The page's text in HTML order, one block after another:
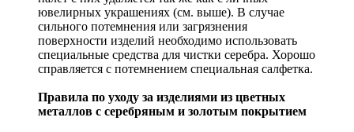
ювелирных украшениях (см. выше). В случае
сильного потемнения или загрязнения
поверхности изделий необходимо использовать
специальные средства для чистки серебра. Хорошо
справляется с потемнением специальная салфетка.
Правила по уходу за изделиями из цветных
металлов с серебряным и золотым покрытием